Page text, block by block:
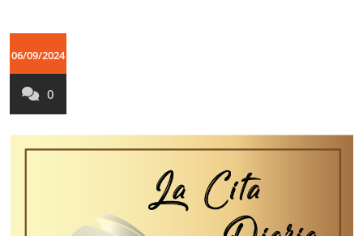
06/09/2024
0